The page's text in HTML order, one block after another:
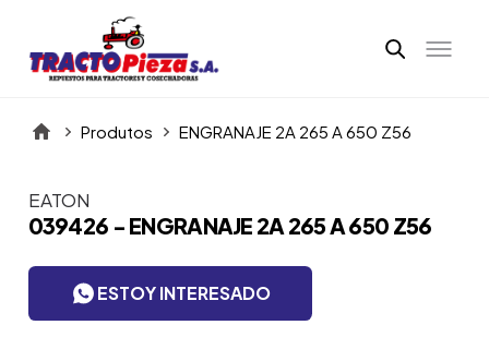
Produtos ENGRANAJE 2A 265 A 650 Z56
Itens da Galeria
EATON
039426 - ENGRANAJE 2A 265 A 650 Z56
ESTOY INTERESADO